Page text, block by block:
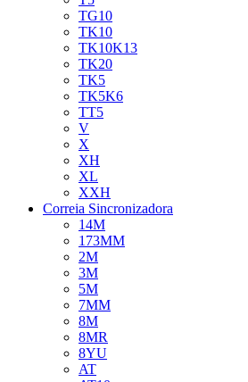
TG10
TK10
TK10K13
TK20
TK5
TK5K6
TT5
V
X
XH
XL
XXH
Correia Sincronizadora
14M
173MM
2M
3M
5M
7MM
8M
8MR
8YU
AT